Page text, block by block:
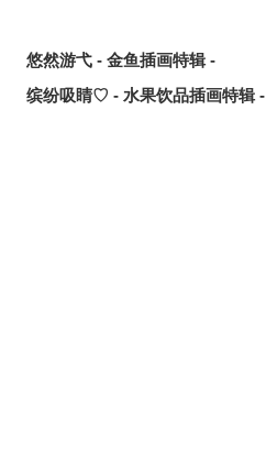
悠然游弋 - 金鱼插画特辑 -
缤纷吸睛♡ - 水果饮品插画特辑 -